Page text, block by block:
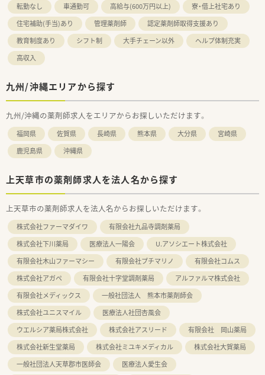
転勤なし
車通勤可 高給与(600万円以上)
寮・借上社宅あり
住宅補助(手当)あり
管理薬剤師
認定薬剤師取得支援あり
教育制度あり
シフト制 大手チェーン以外
ヘルプ体制充実
高収入
九州/沖縄エリアから探す
九州/沖縄の薬剤師求人をエリアからお探しいただけます。
福岡県 佐賀県 長崎県 熊本県 大分県
宮崎県
鹿児島県
沖縄県
上天草市の薬剤師求人を法人名から探す
上天草市の薬剤師求人を法人名からお探しいただけます。
株式会社ファーマダイワ
有限会社九品寺調剤薬局
株式会社下川薬局
医療法人一陽会
U.アソシエート株式会社
有限会社木山ファーマシー
有限会社プチマリノ
有限会社コムス
株式会社アガペ
有限会社十字堂調剤薬局
アルファルマ株式会社
有限会社メディックス
一般社団法人 熊本市薬剤師会
株式会社ユニスマイル
医療法人社団杏風会
ウエルシア薬局株式会社
株式会社アスリード
有限会社 岡山薬局
株式会社新生堂薬局
株式会社ミユキメディカル
株式会社大賀薬局
一般社団法人天草郡市医師会
医療法人愛生会